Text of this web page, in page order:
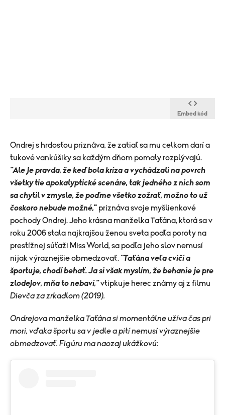
Embed kód
​Ondrej s hrdosťou priznáva, že zatiaľ sa mu celkom darí a
tukové vankúšiky sa každým dňom pomaly rozplývajú.
"Ale je pravda, že keď bola kríza a vychádzali na povrch
všetky tie apokalyptické scenáre, tak jedného z nich som
sa chytil v zmysle, že poďme všetko zožrať, možno to už
čoskoro nebudemožné," priznáva svoje myšlienkové
pochody Ondrej. Jeho krásna manželka Taťána, ktorá sa v
roku 2006 stala najkrajšou ženou sveta podľa poroty na
prestížnej súťaži Miss World, sa podľa jeho slov nemusí
nijak výraznejšie obmedzovať. "Taťána veľa cvičí a
športuje, chodí behať. Ja si však myslím, že behanie je pre
zlodejov, mňa to nebaví,"vtipkuje herec známy aj z filmu
Dievča za zrkadlom (2019).
Ondrejova manželka Taťána si momentálne užíva čas pri
mori, vďaka športu sa v jedle a pití nemusí výraznejšie
obmedzovať. Figúru ma naozaj ukážkovú: